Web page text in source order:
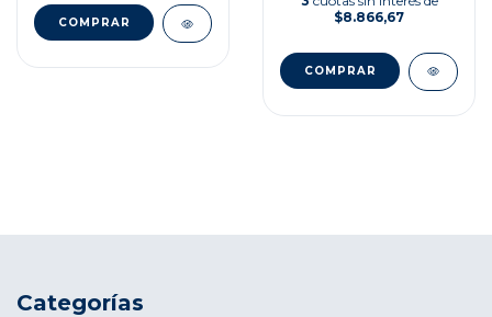
$8.866,67
Categorías